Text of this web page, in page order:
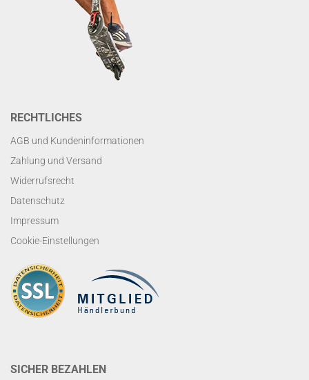
RECHTLICHES
AGB und Kundeninformationen
Zahlung und Versand
Widerrufsrecht
Datenschutz
Impressum
Cookie-Einstellungen
SICHER BEZAHLEN